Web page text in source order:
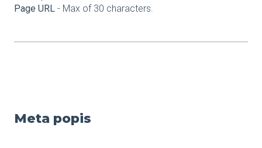
Page URL - Max of 30 characters.
Meta popis